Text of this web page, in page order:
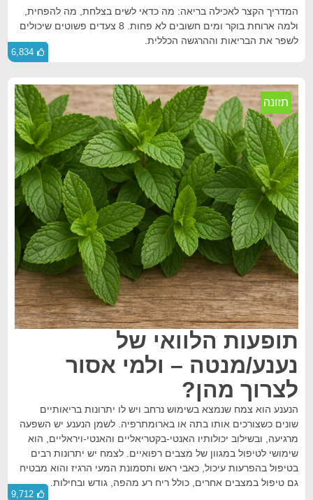
המדריך הקצר לאכילה בריאה: מה כדאי לשים בצלחת, מה להפחית,
ולמה ארוחת בוקר ומים חשובים לא פחות. 8 צעדים פשוטים שיכולים
לשפר את הבריאות וההרגשה הכללית.
6,834
תזונה
תופעות הלוואי של
נענע/מנטה – ולמי אסור
לצרוך מהן?
הנענע הוא צמח שנמצא בשימוש נרחב ויש לו יתרונות בריאותיים
שונים כשצורכים אותו בתה או בארומתרפיה. לשמן הנענע יש השפעה
מרגיעה, ובשילוב יכולותיו האנטי-בקטריאליים והאנטי-ויראליים, הוא
שימושי לטיפול במגוון של מצבים רפואיים. לצמח יש יתרונות רבים
בטיפול בהפרעות עיכול, כאבי ראש ותסמונת המעי הרגיז והוא מבטיח
גם טיפול במצבים אחרים, כולל ריח רע מהפה, גודש ובחילות.
9,712